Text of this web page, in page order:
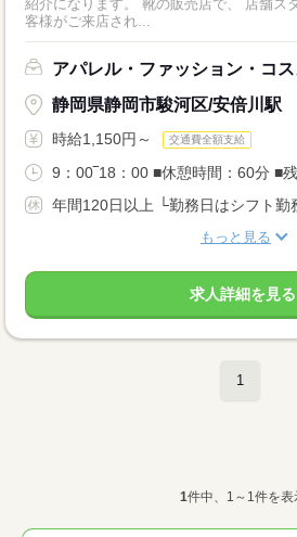
紹介になります。 靴の販売店で、 店舗スタ
客様がご来店され...
アパレル・ファッション・コ
静岡県静岡市駿河区/安倍川駅
時給1,150円～ 交通費全額支給
9：00‾18：00 ■休憩時間：60分 ■
年間120日以上 └勤務日はシフト勤
もっと見る
求人詳細を見る
1
1件中、1～1件を表